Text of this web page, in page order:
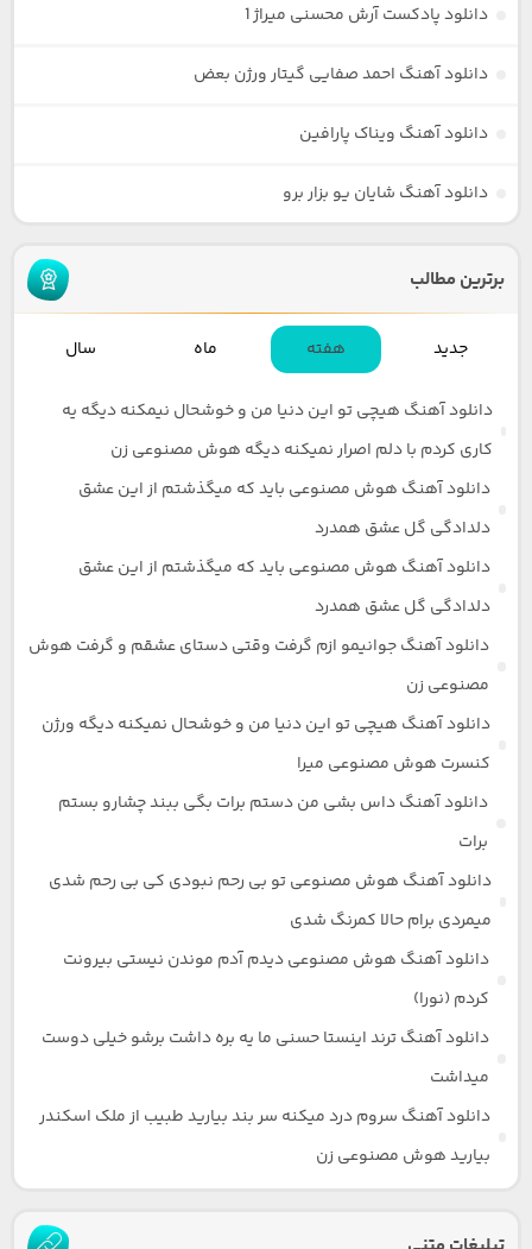
دانلود پادکست آرش محسنی میراژ 1
دانلود آهنگ احمد صفایی گیتار ورژن بعض
دانلود آهنگ ویناک پارافین
دانلود آهنگ شایان یو بزار برو
برترین مطالب
جدید هفته ماه سال
دانلود آهنگ هیچی تو این دنیا من و خوشحال نیمکنه دیگه یه
کاری کردم با دلم اصرار نمیکنه دیگه هوش مصنوعی زن
دانلود آهنگ هوش مصنوعی باید که میگذشتم از این عشق
دلدادگی گل عشق همدرد
دانلود آهنگ هوش مصنوعی باید که میگذشتم از این عشق
دلدادگی گل عشق همدرد
دانلود آهنگ جوانیمو ازم گرفت وقتی دستای عشقم و گرفت هوش
مصنوعی زن
دانلود آهنگ هیچی تو این دنیا من و خوشحال نمیکنه دیگه ورژن
کنسرت هوش مصنوعی میرا
دانلود آهنگ داس بشی من دستم برات بگی ببند چشارو بستم
برات
دانلود آهنگ هوش مصنوعی تو بی رحم نبودی کی بی رحم شدی
میمردی برام حالا کمرنگ شدی
دانلود آهنگ هوش مصنوعی دیدم آدم موندن نیستی بیرونت
کردم (نورا)
دانلود آهنگ ترند اینستا حسنی ما یه بره داشت برشو خیلی دوست
میداشت
دانلود آهنگ سروم درد میکنه سر بند بیارید طبیب از ملک اسکندر
بیارید هوش مصنوعی زن